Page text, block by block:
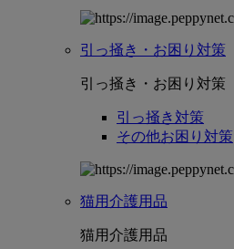
引っ掻き・お困り対策
引っ掻き・お困り対策
引っ掻き対策
その他お困り対策
猫用介護用品
猫用介護用品